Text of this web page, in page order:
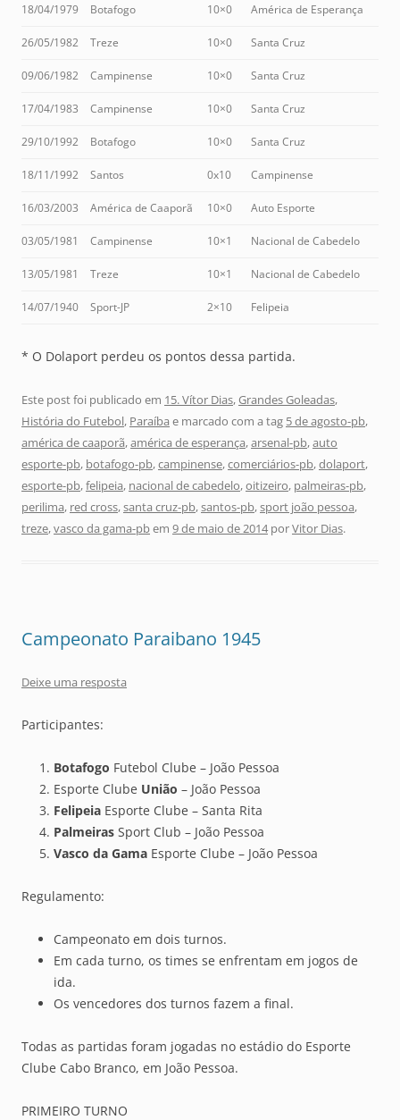
18/04/1979 Botafogo 10×0 América de Esperança
26/05/1982 Treze 10×0 Santa Cruz
09/06/1982 Campinense 10×0 Santa Cruz
17/04/1983 Campinense 10×0 Santa Cruz
29/10/1992 Botafogo 10×0 Santa Cruz
18/11/1992 Santos 0x10 Campinense
16/03/2003 América de Caaporã 10×0 Auto Esporte
03/05/1981 Campinense 10×1 Nacional de Cabedelo
13/05/1981 Treze 10×1 Nacional de Cabedelo
14/07/1940 Sport-JP 2×10 Felipeia
* O Dolaport perdeu os pontos dessa partida.
Este post foi publicado em 15. Vítor Dias,Grandes Goleadas,
História do Futebol, Paraíba e marcado com a tag 5 de agosto-pb,
américa de caaporã,américa de esperança,arsenal-pb,auto
esporte-pb, botafogo-pb,campinense,comerciários-pb,dolaport,
esporte-pb,felipeia, nacional de cabedelo,oitizeiro, palmeiras-pb,
perilima, red cross,santa cruz-pb,santos-pb,sport joão pessoa,
treze,vasco da gama-pbem 9 de maio de 2014porVitor Dias.
Campeonato Paraibano 1945
Deixe uma resposta
Participantes:
Botafogo Futebol Clube – João Pessoa
Esporte Clube União – João Pessoa
Felipeia Esporte Clube – Santa Rita
Palmeiras Sport Club – João Pessoa
Vasco da Gama Esporte Clube – João Pessoa
Regulamento:
Campeonato em dois turnos.
Em cada turno, os times se enfrentam em jogos de
ida.
Os vencedores dos turnos fazem a final.
Todas as partidas foram jogadas no estádio do Esporte
Clube Cabo Branco, em João Pessoa.
PRIMEIRO TURNO